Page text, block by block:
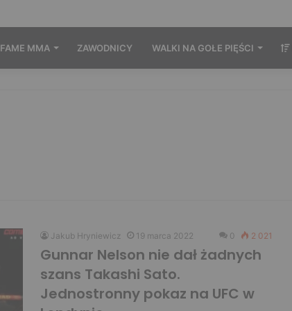
FAME MMA ZAWODNICY WALKI NA GOŁE PIĘŚCI
Jakub Hryniewicz 19 marca 2022 0 2 021
Gunnar Nelson nie dał żadnych
szans Takashi Sato.
Jednostronny pokaz na UFC w